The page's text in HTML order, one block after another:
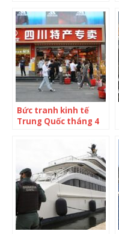
Như một tấn hài kịch
kỳ lạ đến nay vẫn còn
gây tranh cãi
Bức tranh kinh tế
Trung Quốc tháng 4